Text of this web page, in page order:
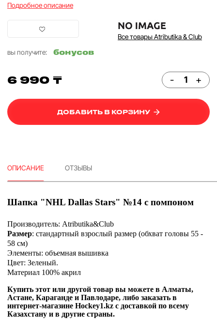
Подробное описание
Все товары Atributika & Club
вы получите:
бонусов
6 990 ₸ - +
ДОБАВИТЬ В КОРЗИНУ
ОПИСАНИЕ ОТЗЫВЫ
Шапка "NHL Dallas Stars" №14 с помпоном
Производитель: Atributika&Club
Размер: стандартный взрослый размер (обхват головы 55 -
58 см)
Элементы: объемная вышивка
Цвет: Зеленый.
Материал 100% акрил
Купить этот или другой товар вы можете в Алматы,
Астане, Караганде и Павлодаре, либо заказать в
интернет-магазине Hockey1.kz с доставкой по всему
Казахстану и в другие страны.